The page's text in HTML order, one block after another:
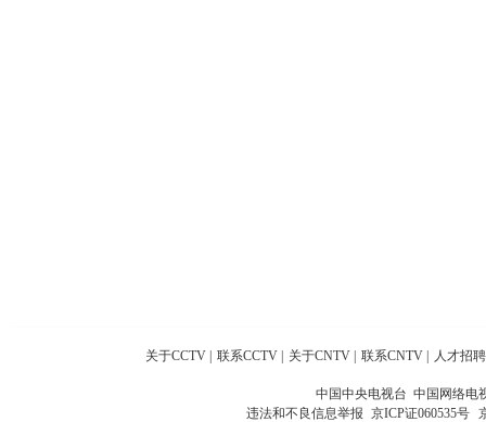
关于CCTV 联系CCTV 关于CNTV 联系CNTV 人才招聘
中国中央电视台 中国网络电
违法和不良信息举报 京ICP证060535号